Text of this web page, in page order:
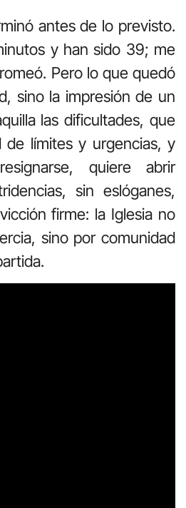
antes de lo previsto.
y han sido 39; me
Pero lo que quedó
sino la impresión de un
las dificultades, que
de límites y urgencias, y
quiere abrir
sin eslóganes,
firme: la Iglesia no
sino por comunidad